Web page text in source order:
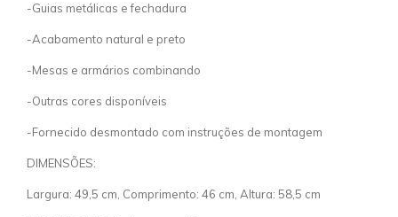
-Guias metálicas e fechadura
-Acabamento natural e preto
-Mesas e armários combinando
-Outras cores disponíveis
-Fornecido desmontado com instruções de montagem
DIMENSÕES:
Largura: 49,5 cm, Comprimento: 46 cm, Altura: 58,5 cm